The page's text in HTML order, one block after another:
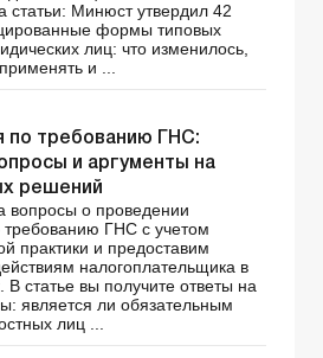
статьи: Минюст утвердил 42
формы типовых
лиц: что изменилось,
и ...
по требованию ГНС:
и аргументы на
решений
вопросы о проведении
требованию ГНС с учетом
практики и предоставим
налогоплательщика в
В статье вы получите ответы на
является ли обязательным
лиц ...